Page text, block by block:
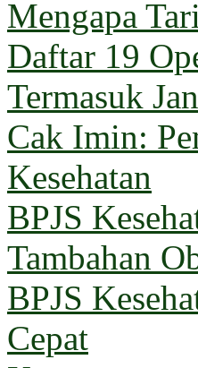
Mengapa
Daftar 19
Termasuk
Cak Imin:
Kesehatan
BPJS
Tambahan
BPJS
Cepat